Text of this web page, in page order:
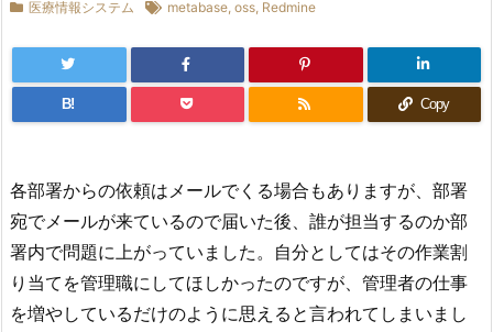
医療情報システム metabase, oss, Redmine
B! Copy
各部署からの依頼はメールでくる場合もありますが、部署
宛でメールが来ているので届いた後、誰が担当するのか部
署内で問題に上がっていました。自分としてはその作業割
り当てを管理職にしてほしかったのですが、管理者の仕事
を増やしているだけのように思えると言われてしまいまし